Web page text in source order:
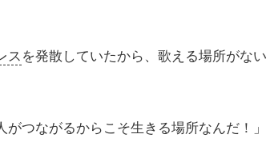
ス を発散していたから、歌える場所がない
つながるからこそ生きる場所なんだ！」